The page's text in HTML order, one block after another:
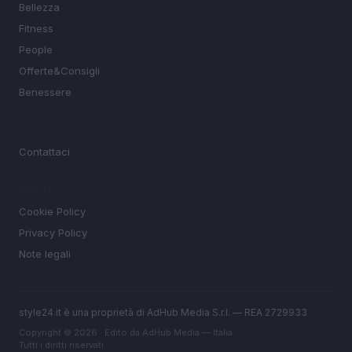
Bellezza
Fitness
People
Offerte&Consigli
Benessere
Contattaci
Cookie Policy
Privacy Policy
Note legali
style24.it è una proprietà di AdHub Media S.r.l. — REA 2729933
Copyright © 2026 · Edito da AdHub Media — Italia
Tutti i diritti riservati